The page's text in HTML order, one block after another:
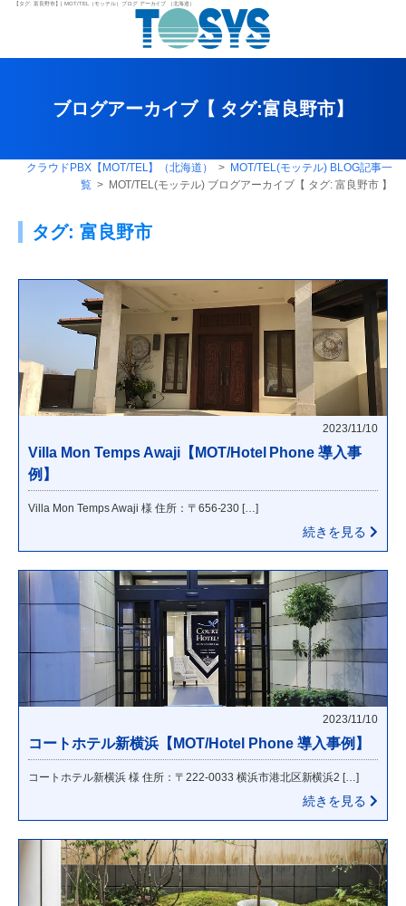
【タグ: 富良野市】| MOT/TEL（モッテル）ブログ アーカイブ （北海道）
ブログアーカイブ【 タグ:富良野市】
クラウドPBX【MOT/TEL】（北海道） > MOT/TEL(モッテル) BLOG記事一
覧> MOT/TEL(モッテル) ブログアーカイブ【 タグ:富良野市 】
タグ: 富良野市
2023/11/10
Villa Mon Temps Awaji【MOT/Hotel Phone 導入事
例】
Villa Mon Temps Awaji 様 住所：〒656-230 […]
続きを見る
2023/11/10
コートホテル新横浜【MOT/Hotel Phone 導入事例】
コートホテル新横浜 様 住所：〒222-0033 横浜市港北区新横浜2 […]
続きを見る